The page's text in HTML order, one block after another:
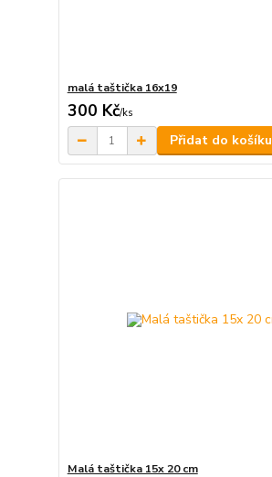
malá taštička 16x19
300 Kč/ks
Přidat do košíku
Malá taštička 15x 20 cm